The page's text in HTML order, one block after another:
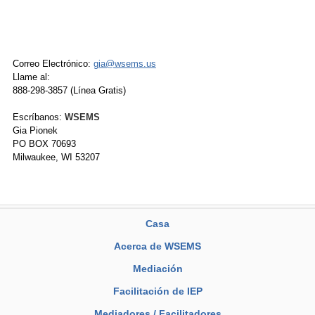
Correo Electrónico: gia@wsems.us
Llame al:
888-298-3857 (Línea Gratis)
Escríbanos: WSEMS
Gia Pionek
PO BOX 70693
Milwaukee, WI 53207
Casa
Acerca de WSEMS
Mediación
Facilitación de IEP